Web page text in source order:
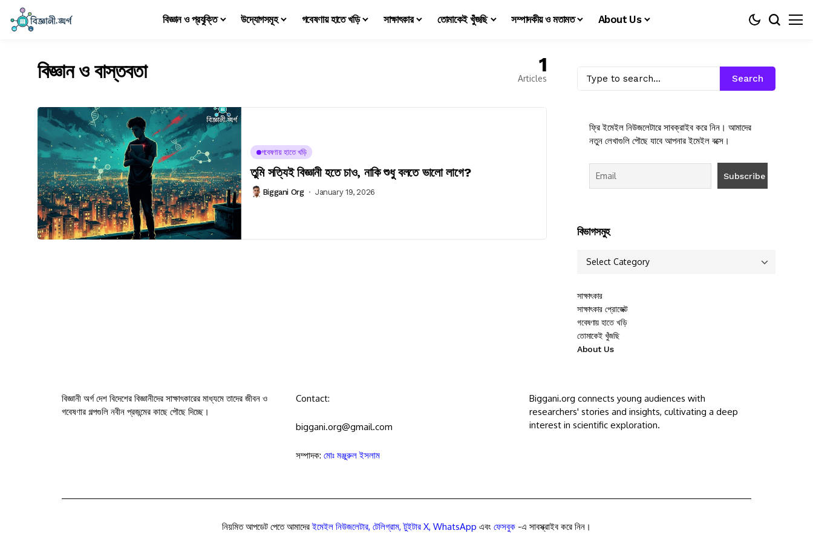
বিজ্ঞান ও প্রযুক্তি উদ্যোগসমূহ গবেষণায় হাতে খড়ি সাক্ষাৎকার তোমাকেই খুঁজছি সম্পাদকীয় ও মতামত About Us
বিজ্ঞান ও বাস্তবতা 1
Articles
গবেষণায় হাতে খড়ি
তুমি সত্যিই বিজ্ঞানী হতে চাও, নাকি শুধু বলতে ভালো লাগে?
Biggani Org January 19, 2026
Search
ফ্রি ইমেইল নিউজলেটারে সাবক্রাইব করে নিন। আমাদের
নতুন লেখাগুলি পৌছে যাবে আপনার ইমেইল বক্সে।
বিভাগসমুহ
সাক্ষাৎকার
সাক্ষাৎকার প্রোজেক্ট
গবেষণায় হাতে খড়ি
তোমাকেই খুঁজছি
About Us
বিজ্ঞানী অর্গ দেশ বিদেশের বিজ্ঞানীদের সাক্ষাৎকারের মাধ্যমে তাদের জীবন ও
গবেষণার গল্পগুলি নবীন প্রজন্মের কাছে পৌছে দিচ্ছে।
Contact:
biggani.org@gmail.com
সম্পাদক: মোঃ মঞ্জুরুল ইসলাম
Biggani.org connects young audiences with
researchers' stories and insights, cultivating a deep
interest in scientific exploration.
নিয়মিত আপডেট পেতে আমাদেরইমেইল নিউজলেটার, টেলিগ্রাম,টুইটার X, WhatsApp এবং ফেসবুক -এ সাবস্ক্রাইব করে নিন।